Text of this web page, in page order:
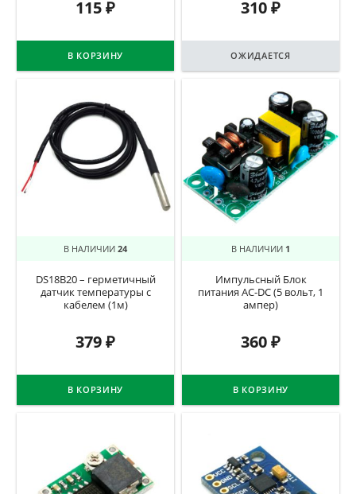
115₽
В КОРЗИНУ
310₽
ОЖИДАЕТСЯ
В НАЛИЧИИ 24
DS18B20 – герметичный
датчик температуры с
кабелем (1м)
379₽
В КОРЗИНУ
В НАЛИЧИИ 1
Импульсный Блок
питания AC-DC (5 вольт, 1
ампер)
360₽
В КОРЗИНУ